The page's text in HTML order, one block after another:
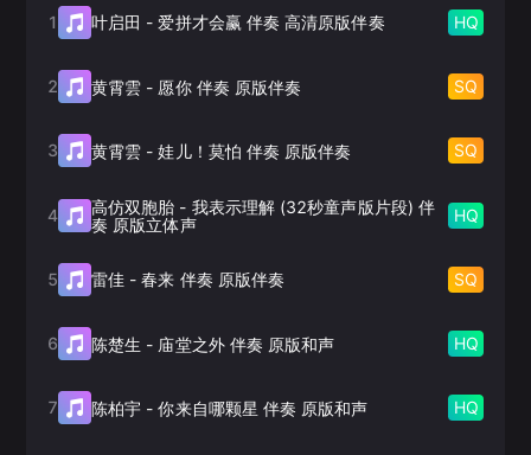
1 叶启田 -爱拼才会赢 伴奏 高清原版伴奏 HQ
2 黄霄雲 - 愿你 伴奏 原版伴奏 SQ
3 黄霄雲 -娃儿！莫怕 伴奏 原版伴奏 SQ
4 高仿双胞胎 - 我表示理解 (32秒童声版片段) 伴
奏 原版立体声
HQ
5 雷佳 -春来 伴奏 原版伴奏 SQ
6 陈楚生 - 庙堂之外 伴奏 原版和声 HQ
7 陈柏宇 -你来自哪颗星 伴奏 原版和声 HQ